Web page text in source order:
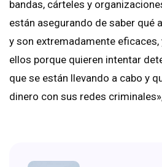
bandas, cárteles y
están asegurando de saber qué
y son extremadamente eficaces,
ellos porque quieren intentar
que se están llevando a cabo y
dinero con sus redes